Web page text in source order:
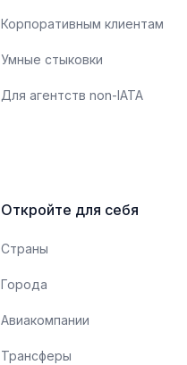
Корпоративным клиентам
Умные стыковки
Для агентств non-IATA
Откройте для себя
Страны
Города
Авиакомпании
Трансферы